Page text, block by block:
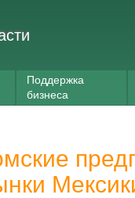
Поддержка
бизнеса